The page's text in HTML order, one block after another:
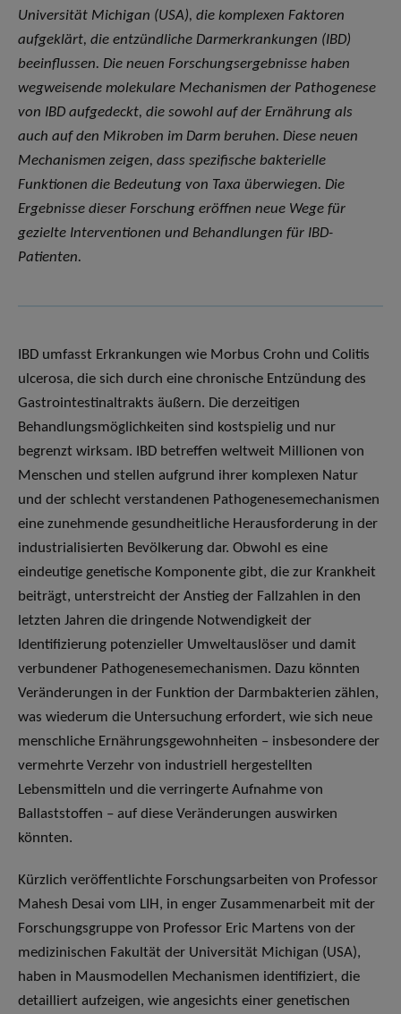
Universität Michigan (USA), die komplexen Faktoren
aufgeklärt, die entzündliche Darmerkrankungen (IBD)
beeinflussen. Die neuen Forschungsergebnisse haben
wegweisende molekulare Mechanismen der Pathogenese
von IBD aufgedeckt, die sowohl auf der Ernährung als
auch auf den Mikroben im Darm beruhen. Diese neuen
Mechanismen zeigen, dass spezifische bakterielle
Funktionen die Bedeutung von Taxa überwiegen. Die
Ergebnisse dieser Forschung eröffnen neue Wege für
gezielte Interventionen und Behandlungen für IBD-
Patienten.
IBD umfasst Erkrankungen wie Morbus Crohn und Colitis
ulcerosa, die sich durch eine chronische Entzündung des
Gastrointestinaltrakts äußern. Die derzeitigen
Behandlungsmöglichkeiten sind kostspielig und nur
begrenzt wirksam. IBD betreffen weltweit Millionen von
Menschen und stellen aufgrund ihrer komplexen Natur
und der schlecht verstandenen Pathogenesemechanismen
eine zunehmende gesundheitliche Herausforderung in der
industrialisierten Bevölkerung dar. Obwohl es eine
eindeutige genetische Komponente gibt, die zur Krankheit
beiträgt, unterstreicht der Anstieg der Fallzahlen in den
letzten Jahren die dringende Notwendigkeit der
Identifizierung potenzieller Umweltauslöser und damit
verbundener Pathogenesemechanismen. Dazu könnten
Veränderungen in der Funktion der Darmbakterien zählen,
was wiederum die Untersuchung erfordert, wie sich neue
menschliche Ernährungsgewohnheiten – insbesondere der
vermehrte Verzehr von industriell hergestellten
Lebensmitteln und die verringerte Aufnahme von
Ballaststoffen – auf diese Veränderungen auswirken
könnten.
Kürzlich veröffentlichte Forschungsarbeiten von Professor
Mahesh Desai vom LIH, in enger Zusammenarbeit mit der
Forschungsgruppe von Professor Eric Martens von der
medizinischen Fakultät der Universität Michigan (USA),
haben in Mausmodellen Mechanismen identifiziert, die
detailliert aufzeigen, wie angesichts einer genetischen